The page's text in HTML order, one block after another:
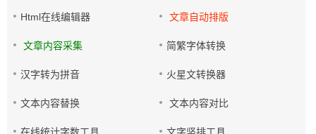
Html在线编辑器 文章自动排版
文章内容采集 简繁字体转换
汉字转为拼音 火星文转换器
文本内容替换 文本内容对比